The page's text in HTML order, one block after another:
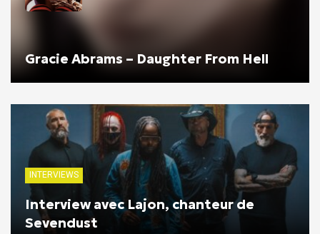
Gracie Abrams – Daughter From Hell
INTERVIEWS
Interview avec Lajon, chanteur de
Sevendust